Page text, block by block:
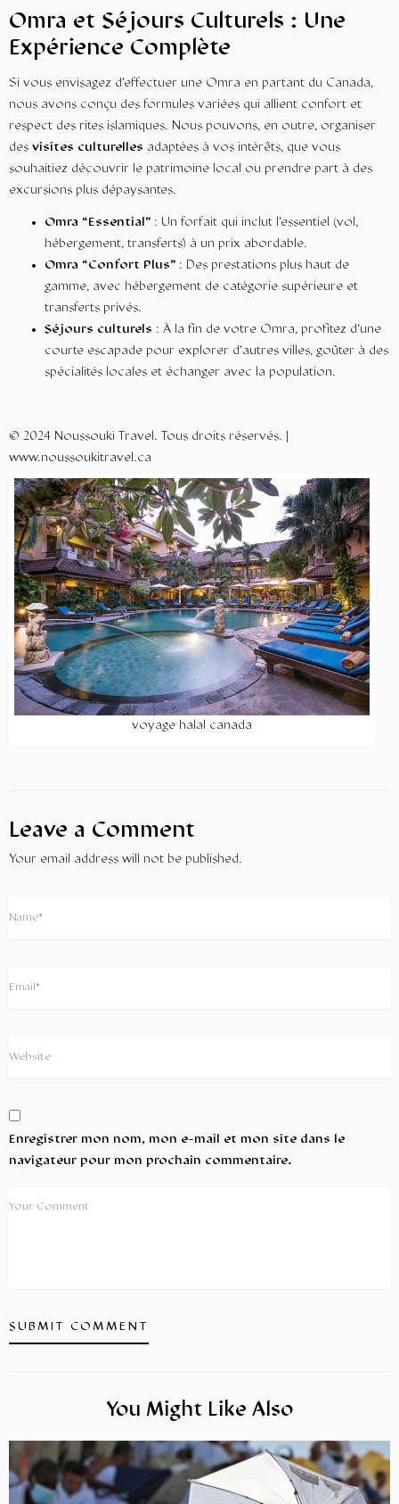
Omra et Séjours Culturels : Une
Expérience Complète
Si vous envisagez d’effectuer une Omra en partant du Canada,
nous avons conçu des formules variées qui allient confort et
respect des rites islamiques. Nous pouvons, en outre, organiser
des visites culturelles adaptées à vos intérêts, que vous
souhaitiez découvrir le patrimoine local ou prendre part à des
excursions plus dépaysantes.
Omra “Essential” : Un forfait qui inclut l’essentiel (vol,
hébergement, transferts) à un prix abordable.
Omra “Confort Plus” : Des prestations plus haut de
gamme, avec hébergement de catégorie supérieure et
transferts privés.
Séjours culturels : À la fin de votre Omra, profitez d’une
courte escapade pour explorer d’autres villes, goûter à des
spécialités locales et échanger avec la population.
© 2024 Noussouki Travel. Tous droits réservés. |
www.noussoukitravel.ca
voyage halal canada
Leave a Comment
Your email address will not be published.
Enregistrer mon nom, mon e-mail et mon site dans le
navigateur pour mon prochain commentaire.
You Might Like Also